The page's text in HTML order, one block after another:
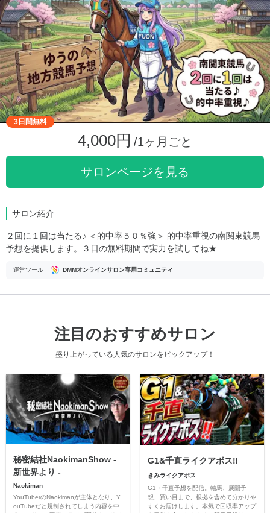
3日間無料
4,000円 /1ヶ月ごと
サロンページを見る
サロン紹介
２回に１回は当たる♪ ＜的中率５０％強＞ 的中率重視の南関東競馬
予想を提供します。３日の無料期間で実力を試してね★
運営ツール DMMオンラインサロン専用コミュニティ
注目のおすすめサロン
盛り上がっている人気のサロンをピックアップ！
秘密結社NaokimanShow -
新世界より -
Naokiman
YouTuberのNaokimanが主体となり、Y
ouTubeだと規制されてしまう内容を中
G1&千直ライクアボス‼️
きみライクアボス
G1・千直予想を配信。軸馬、展開予
想、買い目まで、根拠を含めて分かりや
すくお届けします。本気で回収率アップ